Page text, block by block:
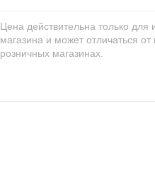
Цена действительна только для
магазина и может отличаться от
розничных магазинах.